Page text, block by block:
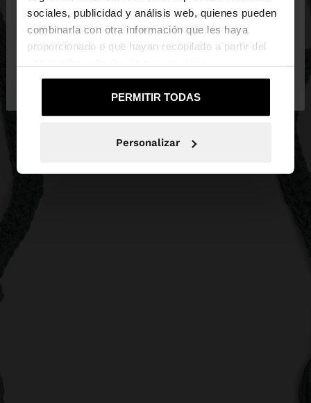
sociales, publicidad y análisis web, quienes pueden
combinarla con otra información que les haya
proporcionado o que hayan recopilado a partir del
PERMITIR TODAS
Personalizar
la web de United States?